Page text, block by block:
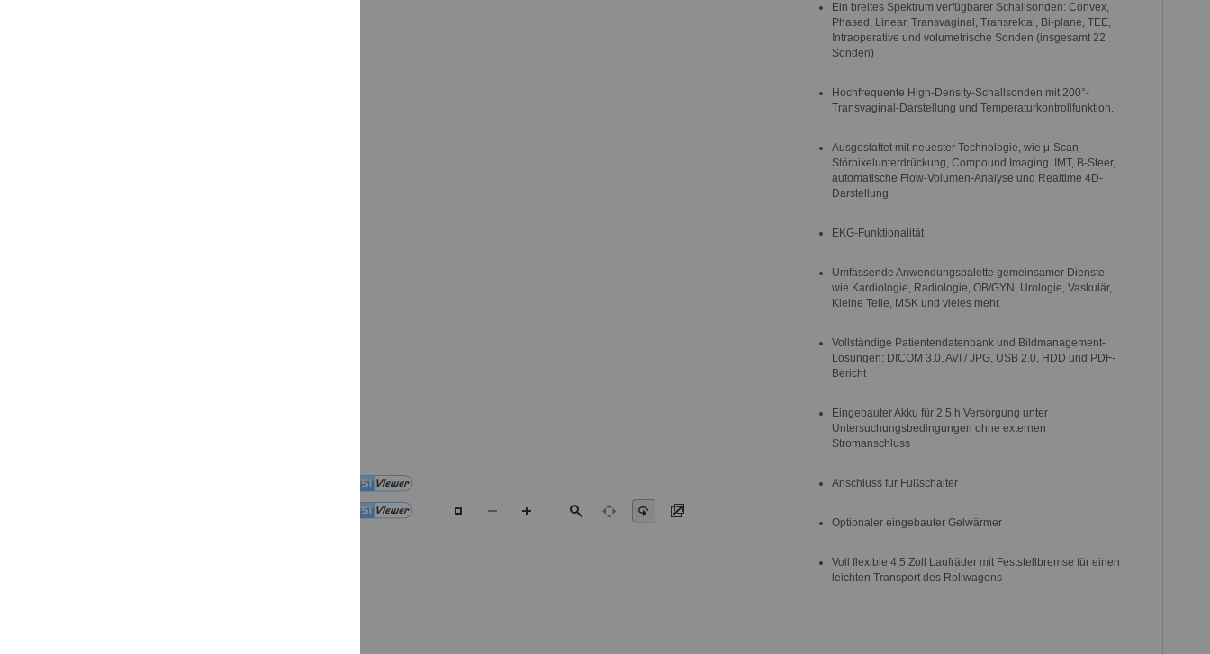
Ein breites Spektrum verfügbarer Schallsonden: Convex,
Phased, Linear, Transvaginal, Transrektal, Bi-plane, TEE,
Intraoperative und volumetrische Sonden (insgesamt 22
Sonden)
Hochfrequente High-Density-Schallsonden mit 200°-
Transvaginal-Darstellung und Temperaturkontrollfunktion.
Ausgestattet mit neuester Technologie, wie μ-Scan-
Störpixelunterdrückung, Compound Imaging. IMT, B-Steer,
automatische Flow-Volumen-Analyse und Realtime 4D-
Darstellung
EKG-Funktionalität
Umfassende Anwendungspalette gemeinsamer Dienste,
wie Kardiologie, Radiologie, OB/GYN, Urologie, Vaskulär,
Kleine Teile, MSK und vieles mehr.
Vollständige Patientendatenbank und Bildmanagement-
Lösungen: DICOM 3.0, AVI / JPG, USB 2.0, HDD und PDF-
Bericht
Eingebauter Akku für 2,5 h Versorgung unter
Untersuchungsbedingungen ohne externen
Stromanschluss
Anschluss für Fußschalter
Optionaler eingebauter Gelwärmer
Voll flexible 4,5 Zoll Laufräder mit Feststellbremse für einen
leichten Transport des Rollwagens